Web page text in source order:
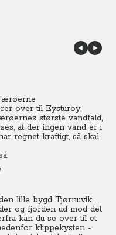
over til Eysturoy,
største vandfald,
, at der ingen vand er i
regnet kraftigt, så skal
lille bygd Tjørnuvik,
og fjorden ud mod det
kan du se over til et
klippekysten -